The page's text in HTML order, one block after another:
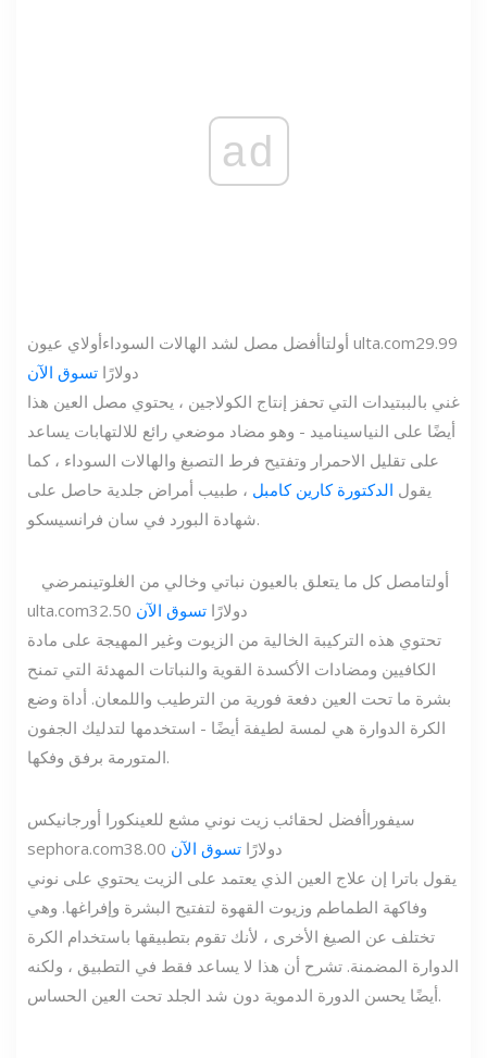
ad
أولتاأفضل مصل لشد الهالات السوداءأولاي عيون ulta.com29.99
دولارًا تسوق الآن
غني بالببتيدات التي تحفز إنتاج الكولاجين ، يحتوي مصل العين هذا
أيضًا على النياسيناميد - وهو مضاد موضعي رائع للالتهابات يساعد
على تقليل الاحمرار وتفتيح فرط التصبغ والهالات السوداء ، كما
يقول الدكتورة كارين كامبل ، طبيب أمراض جلدية حاصل على
شهادة البورد في سان فرانسيسكو.
أولتامصل كل ما يتعلق بالعيون نباتي وخالي من الغلوتينمرضي
ulta.com
32.50 دولارًا تسوق الآن
تحتوي هذه التركيبة الخالية من الزيوت وغير المهيجة على مادة
الكافيين ومضادات الأكسدة القوية والنباتات المهدئة التي تمنح
بشرة ما تحت العين دفعة فورية من الترطيب واللمعان. أداة وضع
الكرة الدوارة هي لمسة لطيفة أيضًا - استخدمها لتدليك الجفون
المتورمة برفق وفكها.
سيفوراأفضل لحقائب زيت نوني مشع للعينكورا أورجانيكس
sephora.com
38.00 دولارًا تسوق الآن
يقول باترا إن علاج العين الذي يعتمد على الزيت يحتوي على نوني
وفاكهة الطماطم وزيوت القهوة لتفتيح البشرة وإفراغها. وهي
تختلف عن الصيغ الأخرى ، لأنك تقوم بتطبيقها باستخدام الكرة
الدوارة المضمنة. تشرح أن هذا لا يساعد فقط في التطبيق ، ولكنه
أيضًا يحسن الدورة الدموية دون شد الجلد تحت العين الحساس.